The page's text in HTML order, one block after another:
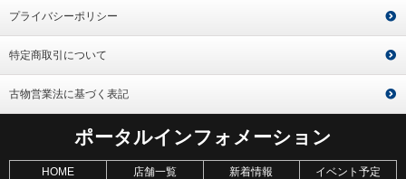
プライバシーポリシー
特定商取引について
古物営業法に基づく表記
ポータルインフォメーション
HOME 店舗一覧 新着情報
イベント予定